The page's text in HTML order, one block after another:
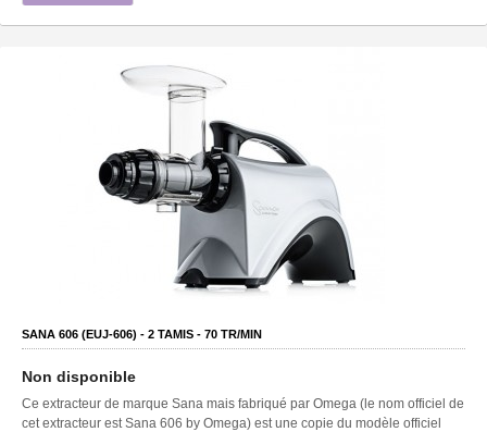
SANA 606 (EUJ-606) - 2 TAMIS - 70 TR/MIN
Non disponible
Ce extracteur de marque Sana mais fabriqué par Omega (le nom officiel de
cet extracteur est Sana 606 by Omega) est une copie du modèle officiel